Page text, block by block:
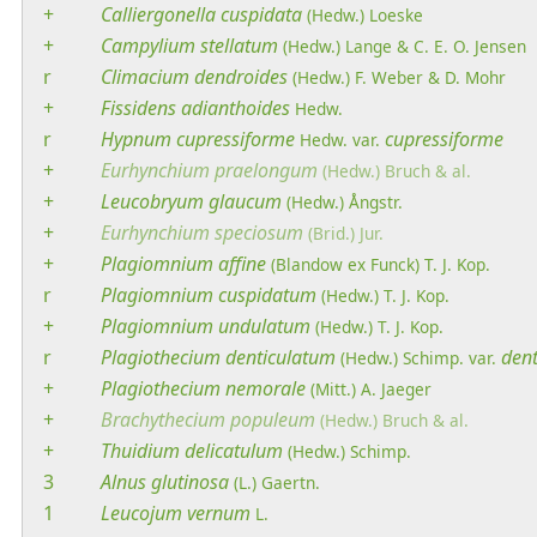
+
Calliergonellacuspidata (Hedw.) Loeske
+ Campylium stellatum (Hedw.) Lange & C. E. O. Jensen
r Climacium dendroides (Hedw.) F. Weber & D. Mohr
+ Fissidensadianthoides Hedw.
r Hypnum cupressiforme Hedw. var. cupressiforme
+
Eurhynchium praelongum (Hedw.) Bruch & al.
+ Leucobryum glaucum (Hedw.) Ångstr.
+ Eurhynchium speciosum (Brid.) Jur.
+ Plagiomnium affine (Blandow ex Funck) T. J. Kop.
r Plagiomnium cuspidatum (Hedw.) T. J. Kop.
+ Plagiomnium undulatum (Hedw.) T. J. Kop.
r Plagiothecium denticulatum (Hedw.) Schimp. var.
+
Plagiothecium nemorale (Mitt.) A. Jaeger
+ Brachythecium populeum (Hedw.) Bruch & al.
+ Thuidium delicatulum (Hedw.) Schimp.
3 Alnusglutinosa (L.) Gaertn.
1 Leucojum vernum L.